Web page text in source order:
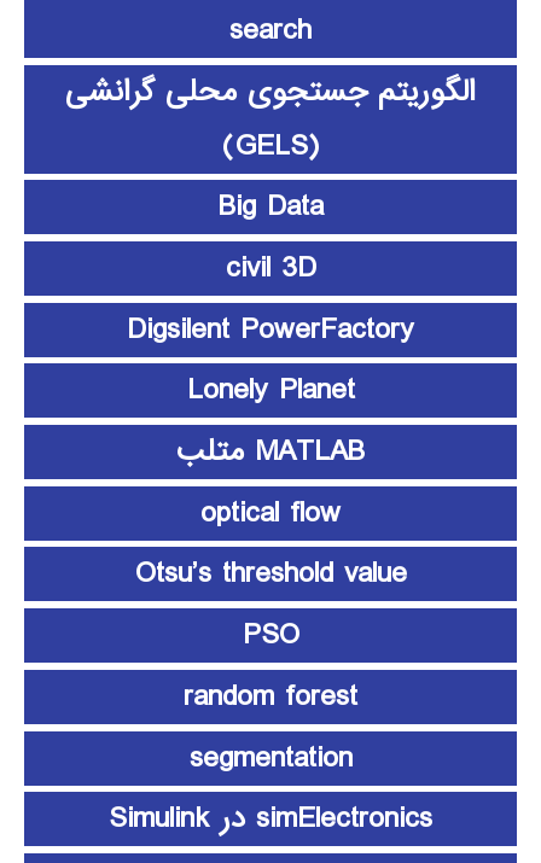
search
الگوریتم جستجوی محلی گرانشی
(GELS)
Big Data
civil 3D
Digsilent PowerFactory
Lonely Planet
MATLAB متلب
optical flow
Otsu’s threshold value
PSO
random forest
segmentation
simElectronics در Simulink